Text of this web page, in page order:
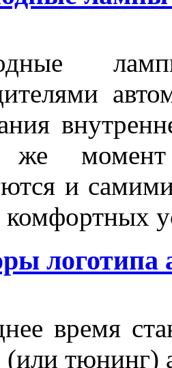
момент
и
комфортных
логотипа
время
(или тюнинг)